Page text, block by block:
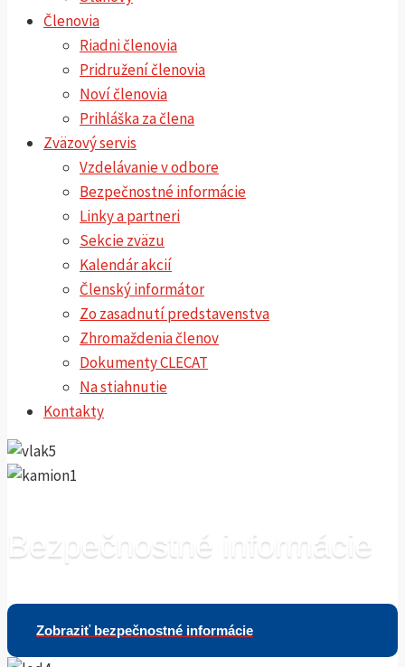
Členovia
Riadni členovia
Pridružení členovia
Noví členovia
Prihláška za člena
Zväzový servis
Vzdelávanie v odbore
Bezpečnostné informácie
Linky a partneri
Sekcie zväzu
Kalendár akcií
Členský informátor
Zo zasadnutí predstavenstva
Zhromaždenia členov
Dokumenty CLECAT
Na stiahnutie
Kontakty
Bezpečnostné informácie
Zobraziť bezpečnostné informácie